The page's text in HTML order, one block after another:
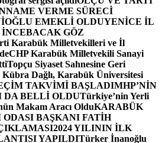
VERME SÜRECİ
EMEKLİ OLDUYENİCE İL
GÖZ
Karabük Milletvekilleri ve İl
CHP Karabük Milletvekili Sanayi
Topçu Siyaset Sahnesine Geri
Dağlı, Karabük Üniversitesi
TAKVİMİ BAŞLADIMHP’NİN
DA BELLİ OLDUTürkiye’nin Yerli
Makam Aracı OlduKARABÜK
BAŞKANI FATİH
2024 YILININ İLK
YAPILDITürker İnanoğlu